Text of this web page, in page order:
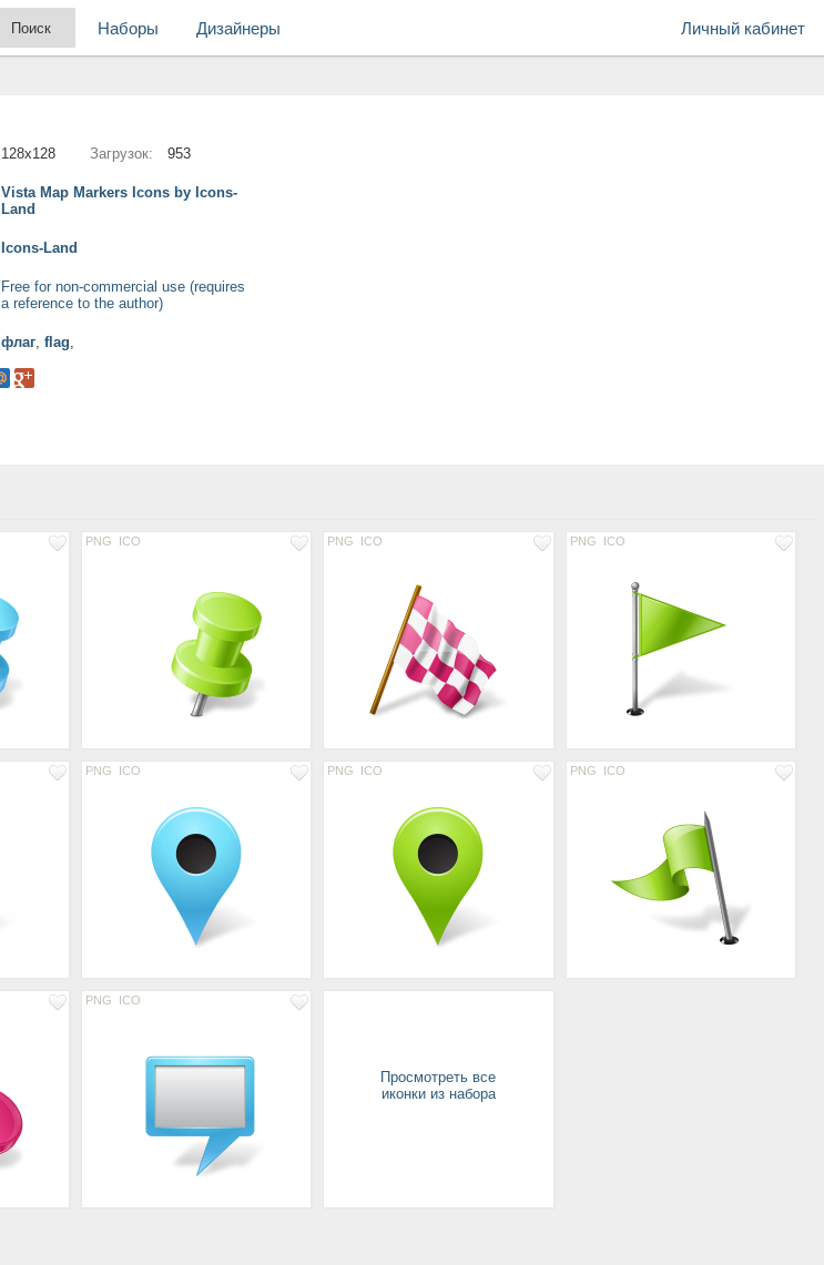
Личный кабинет
Наборы Дизайнеры
128x128 Загрузок: 953
Vista Map Markers Icons by Icons-
Land
Icons-Land
Free for non-commercial use (requires
a reference to the author)
флаг, flag,
PNG ICO PNG ICO PNG ICO
PNG ICO PNG ICO PNG ICO
PNG ICO
Просмотреть все
иконки из набора